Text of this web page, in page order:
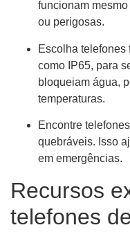
funcionam
ou perigosas.
Escolha telefones
como IP65, para
bloqueiam água,
temperaturas.
Encontre
quebráveis. Isso
em emergências.
Recursos
telefones